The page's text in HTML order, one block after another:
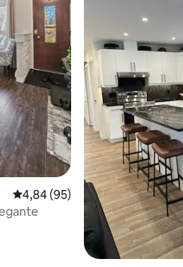
4,84 de uma avaliação média
4,84 (95)